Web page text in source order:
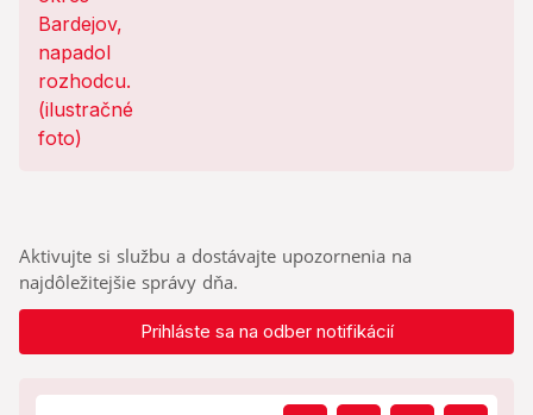
Aktivujte si službu a dostávajte upozornenia na
najdôležitejšie správy dňa.
Prihláste sa na odber notifikácií